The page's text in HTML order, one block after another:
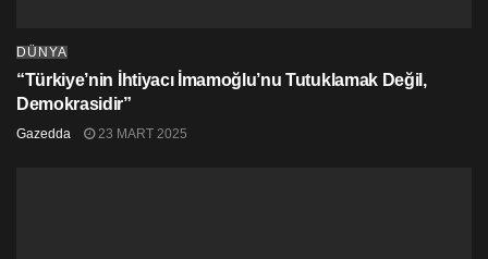
DÜNYA
“Türkiye’nin İhtiyacı İmamoğlu’nu Tutuklamak Değil,
Demokrasidir”
Gazedda 23 MART 2025